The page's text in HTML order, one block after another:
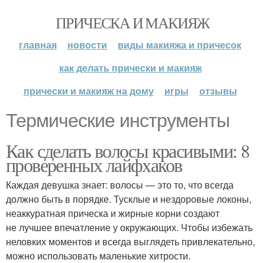
ПРИЧЕСКА И МАКИЯЖ
главная новости
виды макияжа и причесок
как делать прически и макияж
прически и макияж на дому
игры отзывы
Термические инструменты
Как сделать волосы красивыми: 8
проверенных лайфхаков
Каждая девушка знает: волосы — это то, что всегда
должно быть в порядке. Тусклые и нездоровые локоны,
неаккуратная прическа и жирные корни создают
не лучшее впечатление у окружающих. Чтобы избежать
неловких моментов и всегда выглядеть привлекательно,
можно использовать маленькие хитрости.